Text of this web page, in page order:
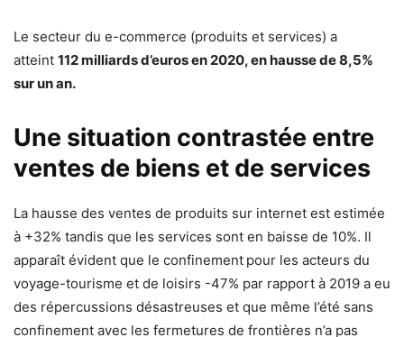
Le secteur du e-commerce (produits et services) a
atteint 112 milliards d’euros en 2020, en hausse de 8,5%
sur un an.
Une situation contrastée entre
ventes de biens et de services
La hausse des ventes de produits sur internet est estimée
à +32% tandis que les services sont en baisse de 10%. Il
apparaît évident que le confinement pour les acteurs du
voyage-tourisme et de loisirs -47% par rapport à 2019 a eu
des répercussions désastreuses et que même l’été sans
confinement avec les fermetures de frontières n’a pas